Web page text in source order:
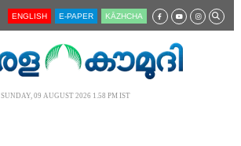
ENGLISH E-PAPER KĀZHCHA
SUNDAY, 09 AUGUST 2026 1.58 PM IST